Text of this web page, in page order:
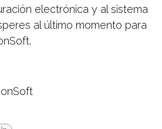
electrónica y al sistema
al último momento para